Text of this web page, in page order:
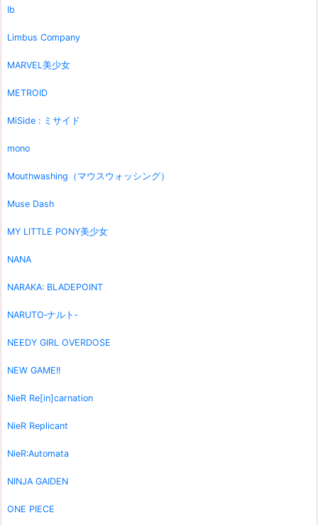
Ib
Limbus Company
MARVEL美少女
METROID
MiSide : ミサイド
mono
Mouthwashing（マウスウォッシング）
Muse Dash
MY LITTLE PONY美少女
NANA
NARAKA: BLADEPOINT
NARUTO‐ナルト‐
NEEDY GIRL OVERDOSE
NEW GAME!!
NieR Re[in]carnation
NieR Replicant
NieR:Automata
NINJA GAIDEN
ONE PIECE